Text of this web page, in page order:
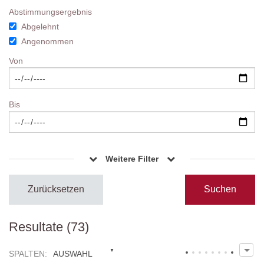
Abstimmungsergebnis
Abgelehnt
Angenommen
Von
Bis
Weitere Filter
Zurücksetzen
Resultate (73)
SPALTEN: AUSWAHL